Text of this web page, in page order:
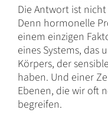
Die Antwort ist
Denn hormonelle
einem einzigen
eines Systems, das
Körpers, der
haben. Und einer
Ebenen, die wir oft
begreifen.